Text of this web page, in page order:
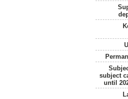
subject
until